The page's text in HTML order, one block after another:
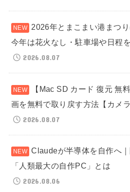
2026年とまこまい港まつ
今年は花火なし・駐車場や日程
2026.08.07
【Mac SD カード 復元 無
画を無料で取り戻す方法【カメ
2026.08.07
Claudeが半導体を自作へ
「人類最大の自作PC」とは
2026.08.06